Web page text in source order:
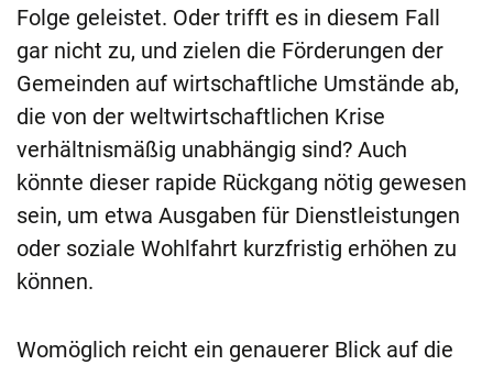
Folge geleistet. Oder trifft es in diesem Fall
gar nicht zu, und zielen die Förderungen der
Gemeinden auf wirtschaftliche Umstände ab,
die von der weltwirtschaftlichen Krise
verhältnismäßig unabhängig sind? Auch
könnte dieser rapide Rückgang nötig gewesen
sein, um etwa Ausgaben für Dienstleistungen
oder soziale Wohlfahrt kurzfristig erhöhen zu
können.
Womöglich reicht ein genauerer Blick auf die